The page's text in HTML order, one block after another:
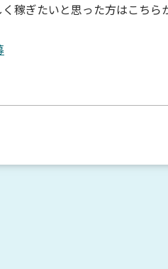
稼ぎたいと思った方はこちら